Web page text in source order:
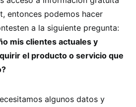
entonces podemos hacer
a la siguiente pregunta:
mis clientes actuales y
el producto o servicio que
algunos datos y